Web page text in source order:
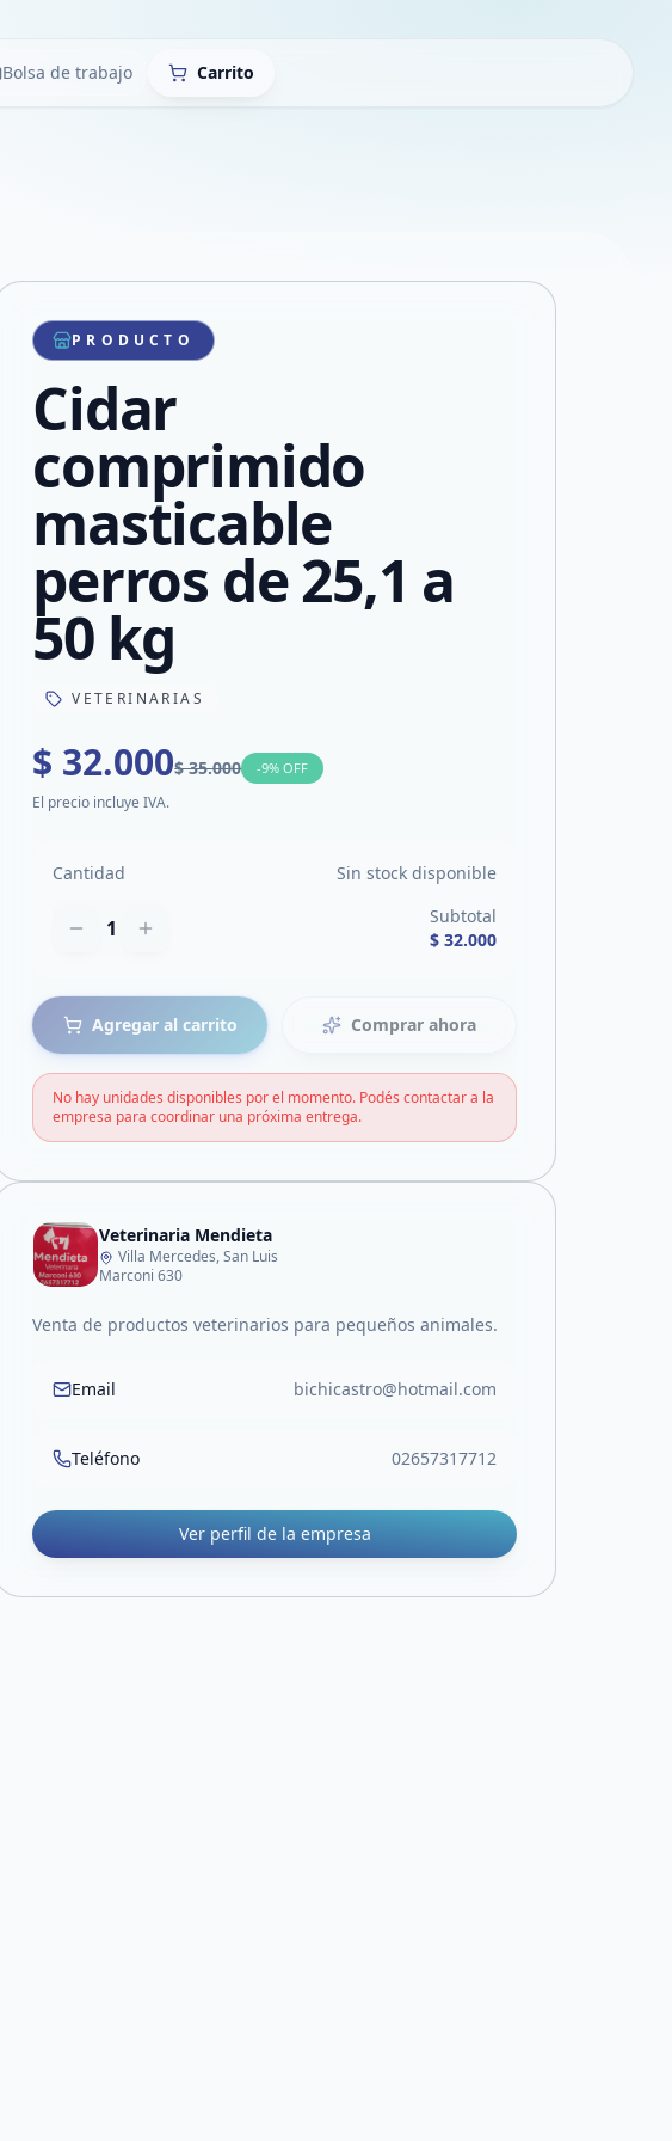
Bolsa de trabajo Carrito
WhatsApp
por mail
en Facebook
PRODUCTO
Cidar
comprimido
masticable
perros de 25,1 a
50 kg
VETERINARIAS
$ 32.000$ 35.000 -9% OFF
El precio incluye IVA.
Cantidad Sin stock disponible
1
Subtotal
$ 32.000
Agregar al carrito Comprar ahora
No hay unidades disponibles por el momento. Podés contactar a la
empresa para coordinar una próxima entrega.
Veterinaria Mendieta
Villa Mercedes, San Luis
Marconi 630
Venta de productos veterinarios para pequeños animales.
Email bichicastro@hotmail.com
Teléfono 02657317712
Ver perfil de la empresa